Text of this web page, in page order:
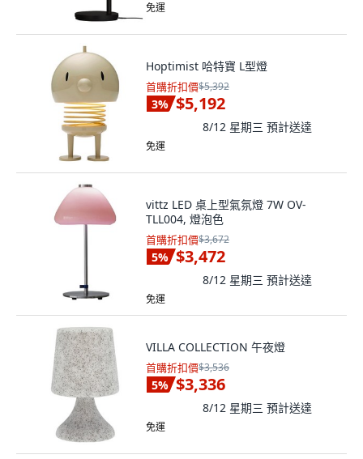
免運
Hoptimist 哈特寶 L型燈
首購折扣價$5,392
3% $5,192
8/12 星期三 預計送達
免運
vittz LED 桌上型氣氛燈 7W OV-
TLL004, 燈泡色
首購折扣價$3,672
5% $3,472
8/12 星期三 預計送達
免運
VILLA COLLECTION 午夜燈
首購折扣價$3,536
5% $3,336
8/12 星期三 預計送達
免運